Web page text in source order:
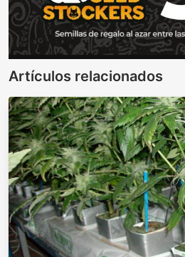
Artículos relacionados